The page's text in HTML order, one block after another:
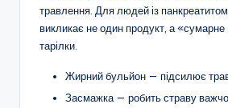
травлення. Для людей із
викликає не один продукт, а
тарілки.
Жирний бульйон — підсилює
Засмажка — робить страву